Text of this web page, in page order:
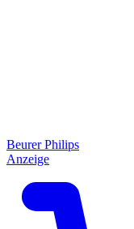
BeurerPhilips
Anzeige